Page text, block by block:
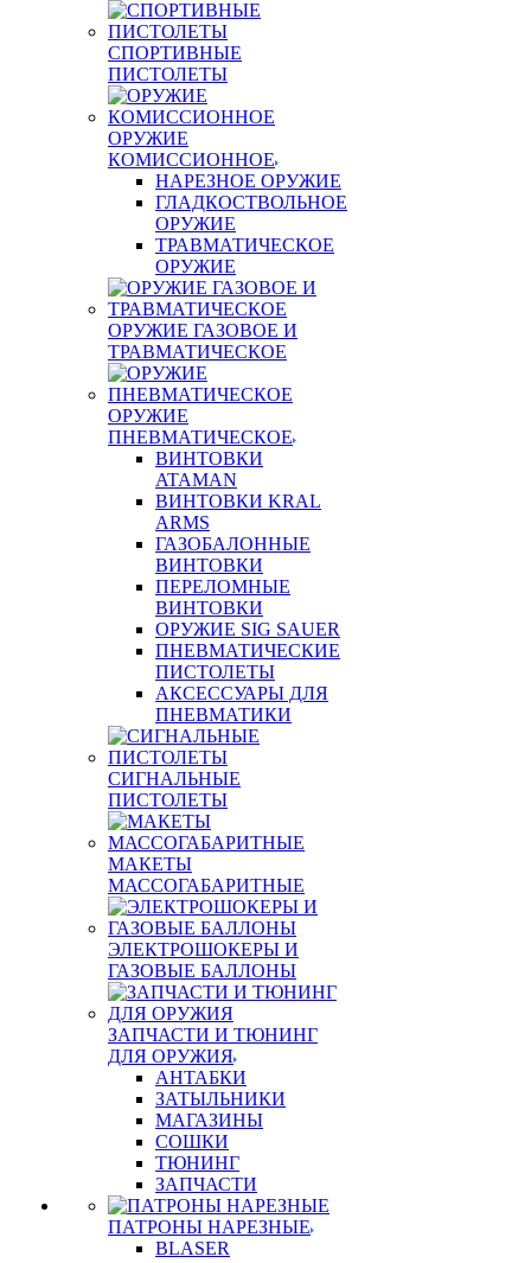
СПОРТИВНЫЕ
ПИСТОЛЕТЫ
ОРУЖИЕ
КОМИССИОННОЕ
НАРЕЗНОЕ ОРУЖИЕ
ГЛАДКОСТВОЛЬНОЕ
ОРУЖИЕ
ТРАВМАТИЧЕСКОЕ
ОРУЖИЕ
ОРУЖИЕ ГАЗОВОЕ И
ТРАВМАТИЧЕСКОЕ
ОРУЖИЕ
ПНЕВМАТИЧЕСКОЕ
ВИНТОВКИ
ATAMAN
ВИНТОВКИ KRAL
ARMS
ГАЗОБАЛОННЫЕ
ВИНТОВКИ
ПЕРЕЛОМНЫЕ
ВИНТОВКИ
ОРУЖИЕ SIG SAUER
ПНЕВМАТИЧЕСКИЕ
ПИСТОЛЕТЫ
АКСЕССУАРЫ ДЛЯ
ПНЕВМАТИКИ
СИГНАЛЬНЫЕ
ПИСТОЛЕТЫ
МАКЕТЫ
МАССОГАБАРИТНЫЕ
ЭЛЕКТРОШОКЕРЫ И
ГАЗОВЫЕ БАЛЛОНЫ
ЗАПЧАСТИ И ТЮНИНГ
ДЛЯ ОРУЖИЯ
АНТАБКИ
ЗАТЫЛЬНИКИ
МАГАЗИНЫ
СОШКИ
ТЮНИНГ
ЗАПЧАСТИ
ПАТРОНЫ НАРЕЗНЫЕ
BLASER